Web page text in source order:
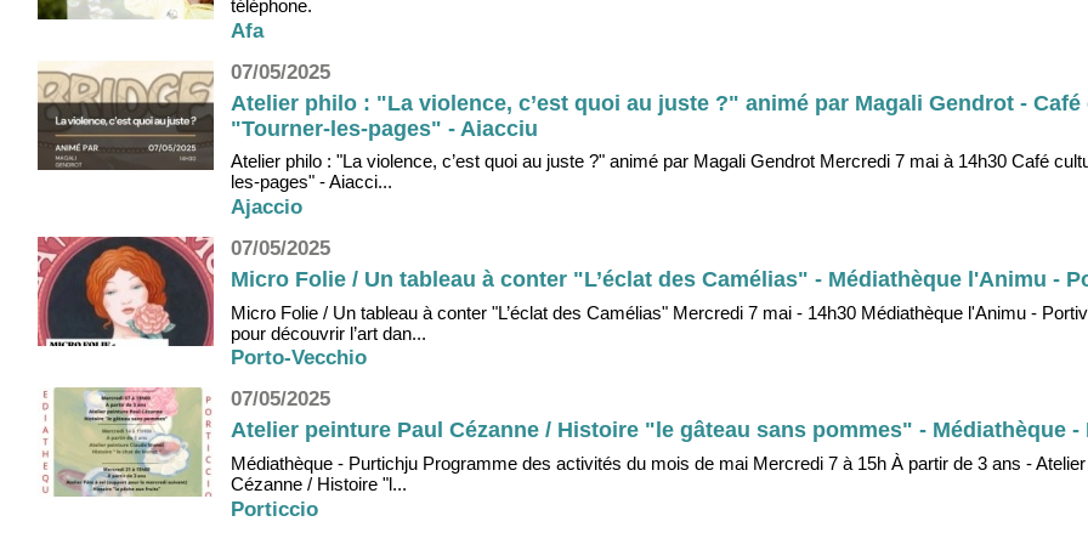
téléphone.
Afa
07/05/2025
Atelier philo : "La violence, c’est quoi au juste ?" animé par Magali Gendrot -
"Tourner-les-pages" - Aiacciu
Atelier philo : "La violence, c’est quoi au juste ?" animé par Magali Gendrot Mercredi 7 mai à 14h30 Café
les-pages" - Aiacci...
Ajaccio
07/05/2025
Micro Folie / Un tableau à conter "L’éclat des Camélias" - Médiathèque l'Animu -
Micro Folie / Un tableau à conter "L’éclat des Camélias" Mercredi 7 mai - 14h30 Médiathèque l'Animu -
pour découvrir l’art dan...
Porto-Vecchio
07/05/2025
Atelier peinture Paul Cézanne / Histoire "le gâteau sans pommes" - Médiathèque -
Médiathèque - Purtichju Programme des activités du mois de mai Mercredi 7 à 15h À partir de 3 ans -
Cézanne / Histoire "l...
Porticcio